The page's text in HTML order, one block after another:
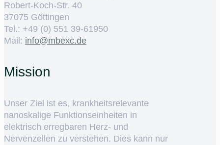
Robert-Koch-Str. 40
37075 Göttingen
Tel.: +49 (0) 551 39-61950
Mail: ed.cxebm@ofni
Mission
Unser Ziel ist es, krankheitsrelevante
nanoskalige Funktionseinheiten in
elektrisch erregbaren Herz- und
Nervenzellen zu verstehen. Dies kann nur